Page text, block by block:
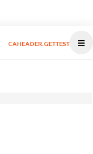
CAHEADER.GETTEST